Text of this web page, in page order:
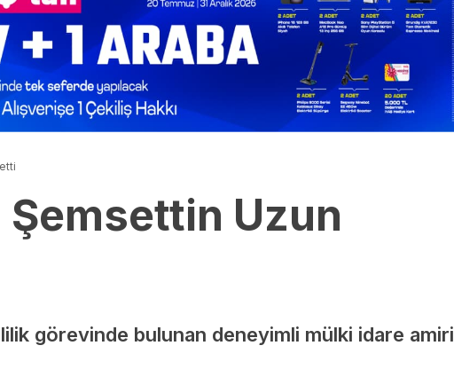
Uzun
görevinde bulunan deneyimli mülki idare amiri